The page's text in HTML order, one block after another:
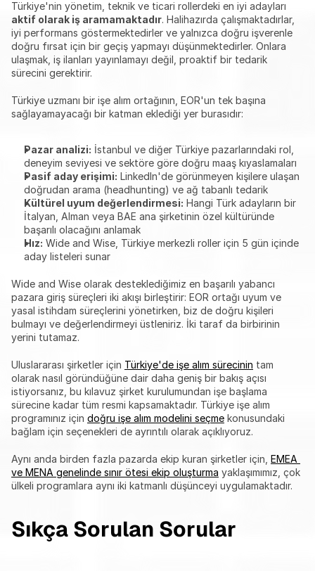
aktif olarak iş aramamaktadır. Halihazırda çalışmaktadırlar,
iyi performans göstermektedirler ve yalnızca doğru işverenle
doğru fırsat için bir geçiş yapmayı düşünmektedirler. Onlara
ulaşmak, iş ilanları yayınlamayı değil, proaktif bir tedarik
sürecini gerektirir.
Türkiye uzmanı bir işe alım ortağının, EOR'un tek başına
sağlayamayacağı bir katman eklediği yer burasıdır:
Pazar analizi: İstanbul ve diğer Türkiye pazarlarındaki rol,
deneyim seviyesi ve sektöre göre doğru maaş kıyaslamaları
Pasif aday erişimi: LinkedIn'de görünmeyen kişilere ulaşan
doğrudan arama (headhunting) ve ağ tabanlı tedarik
Kültürel uyum değerlendirmesi: Hangi Türk adayların bir
İtalyan, Alman veya BAE ana şirketinin özel kültüründe
başarılı olacağını anlamak
Hız: Wide and Wise, Türkiye merkezli roller için 5 gün içinde
aday listeleri sunar
Wide and Wise olarak desteklediğimiz en başarılı yabancı
pazara giriş süreçleri iki akışı birleştirir: EOR ortağı uyum ve
yasal istihdam süreçlerini yönetirken, biz de doğru kişileri
bulmayı ve değerlendirmeyi üstleniriz. İki taraf da birbirinin
yerini tutamaz.
Uluslararası şirketler için Türkiye'de işe alım sürecinin tam
olarak nasıl göründüğüne dair daha geniş bir bakış açısı
istiyorsanız, bu kılavuz şirket kurulumundan işe başlama
sürecine kadar tüm resmi kapsamaktadır. Türkiye işe alım
programınız için doğru işe alım modelini seçme konusundaki
bağlam için seçenekleri de ayrıntılı olarak açıklıyoruz.
Aynı anda birden fazla pazarda ekip kuran şirketler için, EMEA
ve MENA genelinde sınır ötesi ekip oluşturma yaklaşımımız, çok
ülkeli programlara aynı iki katmanlı düşünceyi uygulamaktadır.
Sıkça Sorulan Sorular